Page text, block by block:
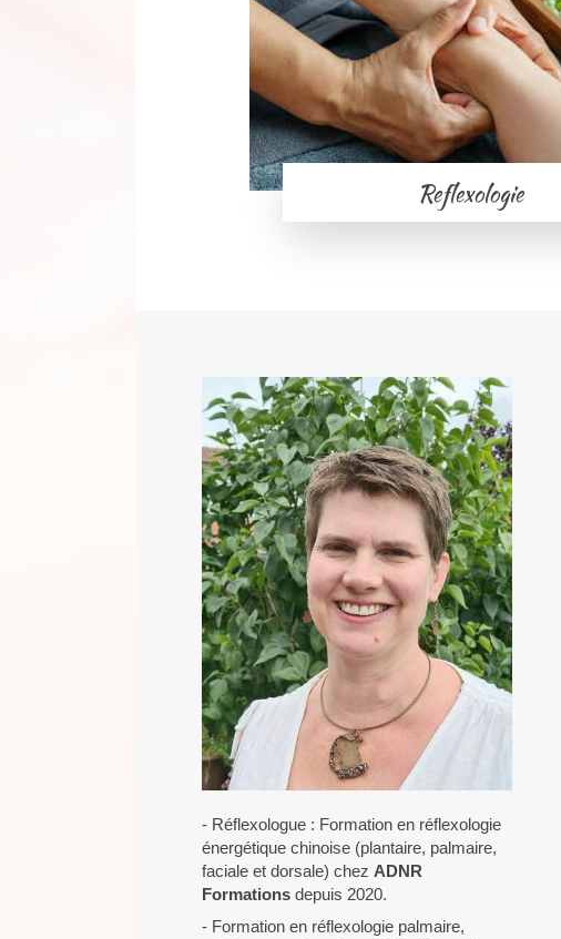
Reflexologie
- Réflexologue : Formation en réflexologie
énergétique chinoise (plantaire, palmaire,
faciale et dorsale) chez ADNR
Formations depuis 2020.
- Formation en réflexologie palmaire,